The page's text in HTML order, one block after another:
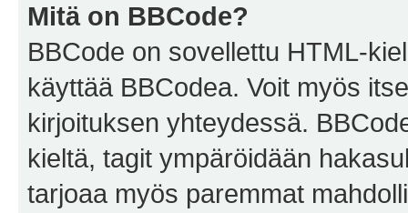
Mitä on BBCode?
BBCode on sovellettu HTML-
käyttää BBCodea. Voit myös
kirjoituksen yhteydessä.
kieltä, tagit ympäröidään
tarjoaa myös paremmat